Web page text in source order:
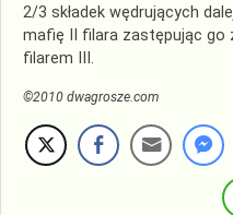
2/3 składek wędrujących
mafię II filara zastępując go
filarem III.
©2010 dwagrosze.com